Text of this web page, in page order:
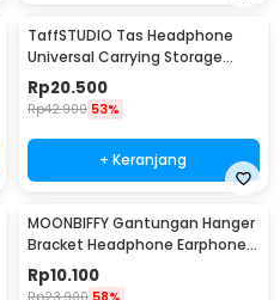
TaffSTUDIO Tas Headphone
Universal Carrying Storage
Case EVA - B-15
Rp20.500
Rp42.900 53%
+ Keranjang
MOONBIFFY Gantungan Hanger
Bracket Headphone Earphone -
C097
Rp10.100